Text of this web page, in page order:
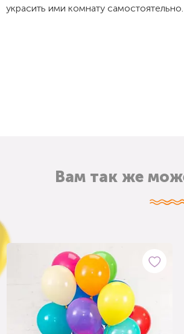
украсить ими комнату самостоятельно.
Вам так же